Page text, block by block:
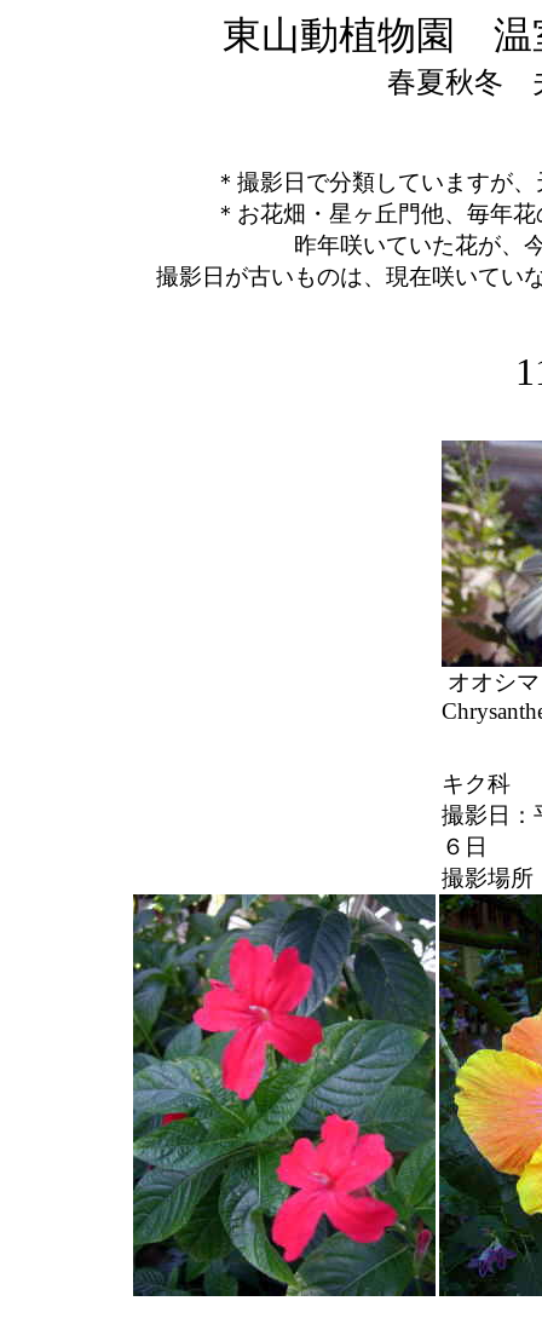
東山動植物園
春夏秋冬
＊撮影日で分類していますが
＊お花畑・星ヶ丘門他、毎年
昨年咲いていた花が、
撮影日が古いものは、現在咲いてい
オオシ
キク科
撮影日：
６日
撮影場所